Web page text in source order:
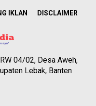
IKLAN DISCLAIMER
04/02, Desa Aweh,
Lebak, Banten